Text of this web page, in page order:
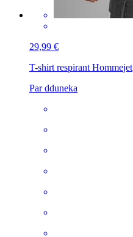
29,99 €
T-shirt respirant Hommejet
Par dduneka